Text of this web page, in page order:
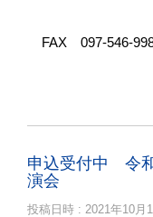
FAX 097-546-
申込受付中 令
演会
投稿日時 : 2021年10月